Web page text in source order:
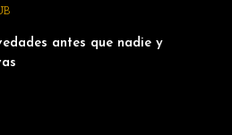
antes que nadie y